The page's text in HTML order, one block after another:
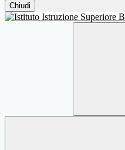
Chiudi